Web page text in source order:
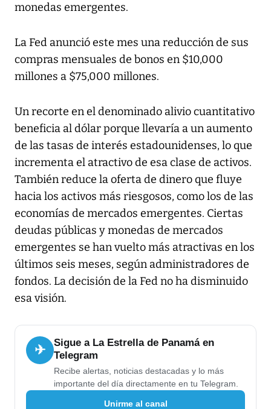
monedas emergentes.
La Fed anunció este mes una reducción de sus
compras mensuales de bonos en $10,000
millones a $75,000 millones.
Un recorte en el denominado alivio cuantitativo
beneficia al dólar porque llevaría a un aumento
de las tasas de interés estadounidenses, lo que
incrementa el atractivo de esa clase de activos.
También reduce la oferta de dinero que fluye
hacia los activos más riesgosos, como los de las
economías de mercados emergentes. Ciertas
deudas públicas y monedas de mercados
emergentes se han vuelto más atractivas en los
últimos seis meses, según administradores de
fondos. La decisión de la Fed no ha disminuido
esa visión.
✈
Sigue a La Estrella de Panamá en
Telegram
Recibe alertas, noticias destacadas y lo más
importante del día directamente en tu Telegram.
Unirme al canal